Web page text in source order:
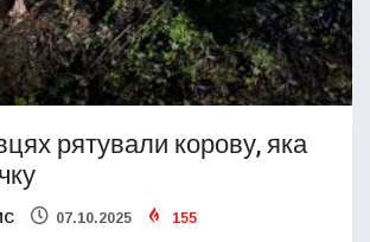
рятували корову, яка
07.10.2025 155